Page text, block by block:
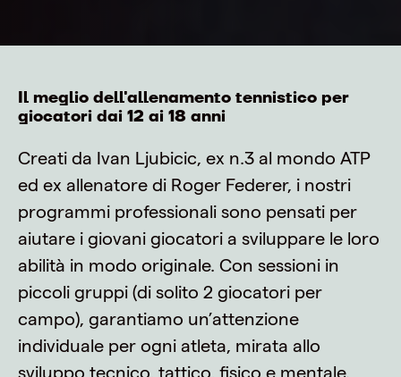
Il meglio dell'allenamento tennistico per
giocatori dai 12 ai 18 anni
Creati da Ivan Ljubicic, ex n.3 al mondo ATP
ed ex allenatore di Roger Federer, i nostri
programmi professionali sono pensati per
aiutare i giovani giocatori a sviluppare le loro
abilità in modo originale. Con sessioni in
piccoli gruppi (di solito 2 giocatori per
campo), garantiamo un’attenzione
individuale per ogni atleta, mirata allo